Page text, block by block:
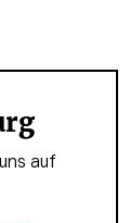
auf